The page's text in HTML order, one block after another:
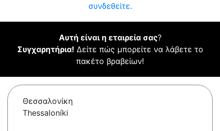
συνδεθείτε.
Αυτή είναι η εταιρεία σας?
Συγχαρητήρια! Δείτε πώς μπορείτε να λάβετε το
πακέτο βραβείων!
Θεσσαλονίκη
Thessaloníki